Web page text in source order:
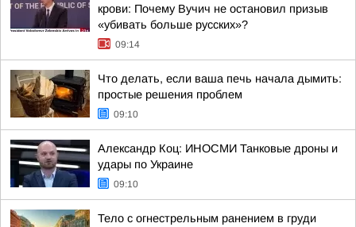
крови: Почему Вучич не остановил призыв
«убивать больше русских»?
09:14
Что делать, если ваша печь начала дымить:
простые решения проблем
09:10
Александр Коц: ИНОСМИ Танковые дроны и
удары по Украине
09:10
Тело с огнестрельным ранением в груди